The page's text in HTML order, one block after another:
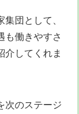
団として、
も働きやすさ
介してくれま
次のステージ